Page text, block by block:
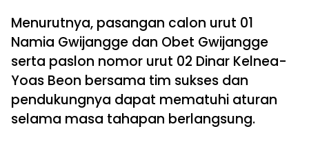
Menurutnya, pasangan calon urut 01
Namia Gwijangge dan Obet Gwijangge
serta paslon nomor urut 02 Dinar Kelnea-
Yoas Beon bersama tim sukses dan
pendukungnya dapat mematuhi aturan
selama masa tahapan berlangsung.